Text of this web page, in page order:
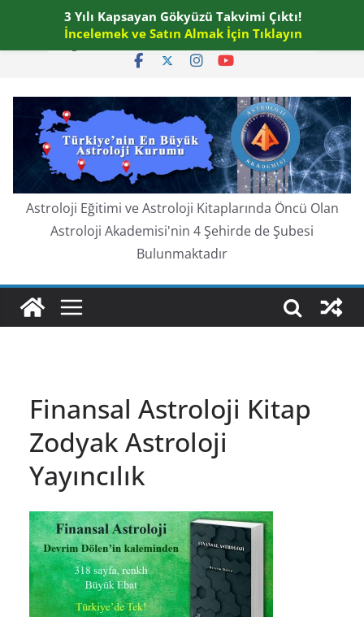
content
Cumartesi, Ağustos 8, 2026
Astroloji Eğitimi ve Astroloji Kitaplarında Öncü Olan
Astroloji Akademisi'nin 4 Şehirde de Şubesi
Bulunmaktadır
Finansal Astroloji Kitap
Zodyak Astroloji
Yayıncılık
3 Yılı Kapsayan Gökyüzü Takvimi Çıktı!
İncelemek ve Satın Almak İçin Tıklayın